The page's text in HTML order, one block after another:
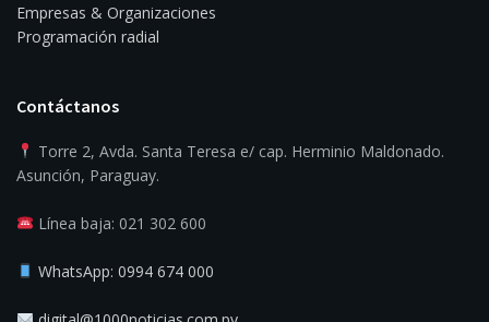
Empresas & Organizaciones
Programación radial
Contáctanos
Torre 2, Avda. Santa Teresa e/ cap. Herminio Maldonado.
Asunción, Paraguay.
Línea baja: 021 302 600
WhatsApp: 0994 674 000